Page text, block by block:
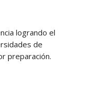
logrando el
de
preparación.